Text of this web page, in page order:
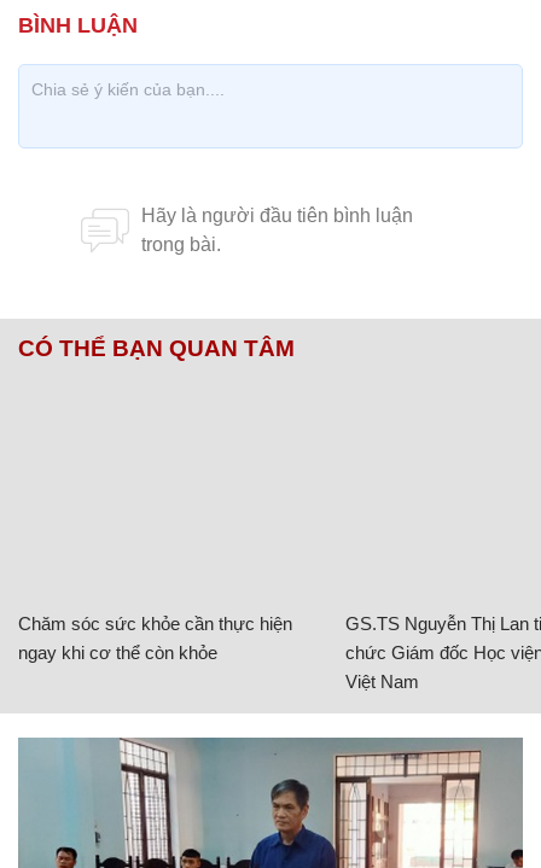
CÓ THỂ BẠN QUAN TÂM
Chăm sóc sức khỏe cần thực hiện
ngay khi cơ thể còn khỏe
GS.TS Nguyễn Thị Lan
chức Giám đốc Học
Việt Nam